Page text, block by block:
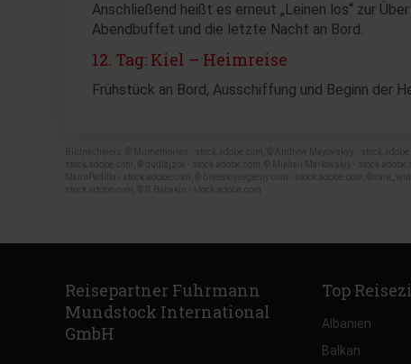
Anschließend heißt es erneut „Leinen los“ zur
Abendbuffet und die letzte Nacht an Bord.
12. Tag: Kiel – Heimreise
Frühstück an Bord, Ausschiffung und Beginn der
Reisepartner Fuhrmann
Mundstock International
GmbH
Top
Albanien
Balkan